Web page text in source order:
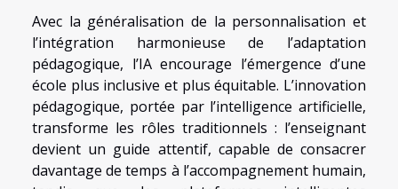
Avec la généralisation de la personnalisation et
l’intégration harmonieuse de l’adaptation
pédagogique, l’IA encourage l’émergence d’une
école plus inclusive et plus équitable. L’innovation
pédagogique, portée par l’intelligence artificielle,
transforme les rôles traditionnels : l’enseignant
devient un guide attentif, capable de consacrer
davantage de temps à l’accompagnement humain,